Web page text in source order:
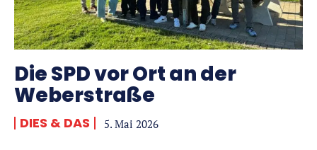
Die SPD vor Ort an der
Weberstraße
DIES & DAS 5. Mai 2026